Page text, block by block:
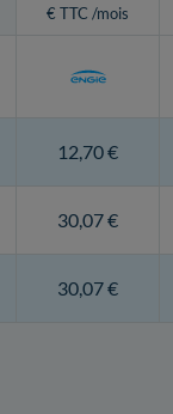
€ TTC /mois
12,70 €
30,07 €
30,07 €